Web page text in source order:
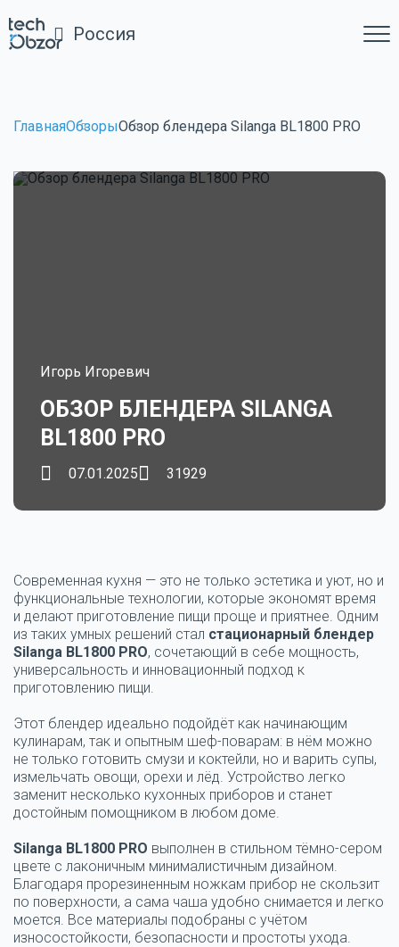
Россия
ГлавнаяОбзорыОбзор блендера Silanga BL1800 PRO
Игорь Игоревич
ОБЗОР БЛЕНДЕРА SILANGA
BL1800 PRO
07.01.2025 31929
Современная кухня — это не только эстетика и уют, но и
функциональные технологии, которые экономят время
и делают приготовление пищи проще и приятнее. Одним
из таких умных решений стал стационарный блендер
Silanga BL1800 PRO, сочетающий в себе мощность,
универсальность и инновационный подход к
приготовлению пищи.
Этот блендер идеально подойдёт как начинающим
кулинарам, так и опытным шеф-поварам: в нём можно
не только готовить смузи и коктейли, но и варить супы,
измельчать овощи, орехи и лёд. Устройство легко
заменит несколько кухонных приборов и станет
достойным помощником в любом доме.
Silanga BL1800 PRO выполнен в стильном тёмно-сером
цвете с лаконичным минималистичным дизайном.
Благодаря прорезиненным ножкам прибор не скользит
по поверхности, а сама чаша удобно снимается и легко
моется. Все материалы подобраны с учётом
износостойкости, безопасности и простоты ухода.